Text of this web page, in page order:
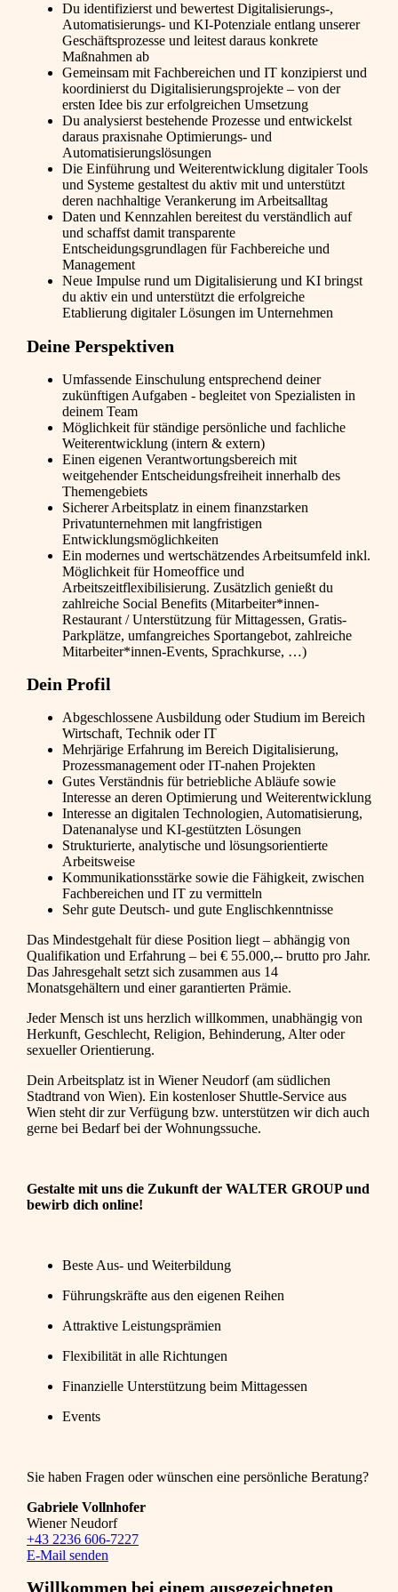
Du identifizierst und bewertest Digitalisierungs-,
Automatisierungs- und KI-Potenziale entlang unserer
Geschäftsprozesse und leitest daraus konkrete
Maßnahmen ab
Gemeinsam mit Fachbereichen und IT konzipierst und
koordinierst du Digitalisierungsprojekte – von der
ersten Idee bis zur erfolgreichen Umsetzung
Du analysierst bestehende Prozesse und entwickelst
daraus praxisnahe Optimierungs- und
Automatisierungslösungen
Die Einführung und Weiterentwicklung digitaler Tools
und Systeme gestaltest du aktiv mit und unterstützt
deren nachhaltige Verankerung im Arbeitsalltag
Daten und Kennzahlen bereitest du verständlich auf
und schaffst damit transparente
Entscheidungsgrundlagen für Fachbereiche und
Management
Neue Impulse rund um Digitalisierung und KI bringst
du aktiv ein und unterstützt die erfolgreiche
Etablierung digitaler Lösungen im Unternehmen
Deine Perspektiven
Umfassende Einschulung entsprechend deiner
zukünftigen Aufgaben - begleitet von Spezialisten in
deinem Team
Möglichkeit für ständige persönliche und fachliche
Weiterentwicklung (intern & extern)
Einen eigenen Verantwortungsbereich mit
weitgehender Entscheidungsfreiheit innerhalb des
Themengebiets
Sicherer Arbeitsplatz in einem finanzstarken
Privatunternehmen mit langfristigen
Entwicklungsmöglichkeiten
Ein modernes und wertschätzendes Arbeitsumfeld inkl.
Möglichkeit für Homeoffice und
Arbeitszeitflexibilisierung. Zusätzlich genießt du
zahlreiche Social Benefits (Mitarbeiter*innen-
Restaurant / Unterstützung für Mittagessen, Gratis-
Parkplätze, umfangreiches Sportangebot, zahlreiche
Mitarbeiter*innen-Events, Sprachkurse, …)
Dein Profil
Abgeschlossene Ausbildung oder Studium im Bereich
Wirtschaft, Technik oder IT
Mehrjärige Erfahrung im Bereich Digitalisierung,
Prozessmanagement oder IT-nahen Projekten
Gutes Verständnis für betriebliche Abläufe sowie
Interesse an deren Optimierung und Weiterentwicklung
Interesse an digitalen Technologien, Automatisierung,
Datenanalyse und KI-gestützten Lösungen
Strukturierte, analytische und lösungsorientierte
Arbeitsweise
Kommunikationsstärke sowie die Fähigkeit, zwischen
Fachbereichen und IT zu vermitteln
Sehr gute Deutsch- und gute Englischkenntnisse
Das Mindestgehalt für diese Position liegt – abhängig von
Qualifikation und Erfahrung – bei € 55.000,-- brutto pro Jahr.
Das Jahresgehalt setzt sich zusammen aus 14
Monatsgehältern und einer garantierten Prämie.
Jeder Mensch ist uns herzlich willkommen, unabhängig von
Herkunft, Geschlecht, Religion, Behinderung, Alter oder
sexueller Orientierung.
Dein Arbeitsplatz ist in Wiener Neudorf (am südlichen
Stadtrand von Wien). Ein kostenloser Shuttle-Service aus
Wien steht dir zur Verfügung bzw. unterstützen wir dich auch
gerne bei Bedarf bei der Wohnungssuche.
Gestalte mit uns die Zukunft der WALTER GROUP und
bewirb dich online!
Beste Aus- und Weiterbildung
Führungskräfte aus den eigenen Reihen
Attraktive Leistungsprämien
Flexibilität in alle Richtungen
Finanzielle Unterstützung beim Mittagessen
Events
Sie haben Fragen oder wünschen eine persönliche Beratung?
Gabriele Vollnhofer
Wiener Neudorf
+43 2236 606-7227
E-Mail senden
Willkommen bei einem ausgezeichneten